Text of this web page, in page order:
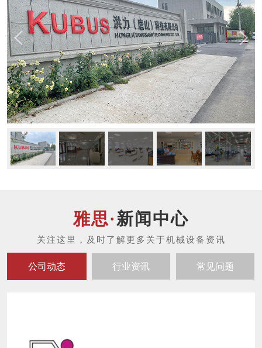
新闻中心
公司动态 行业资讯 常见问题